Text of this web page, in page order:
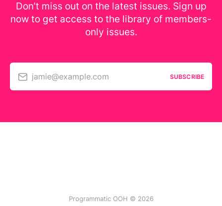
Don’t miss out on the latest issues. Sign up
now to get access to the library of members-
only issues.
jamie@example.com SUBSCRIBE
Programmatic OOH © 2026